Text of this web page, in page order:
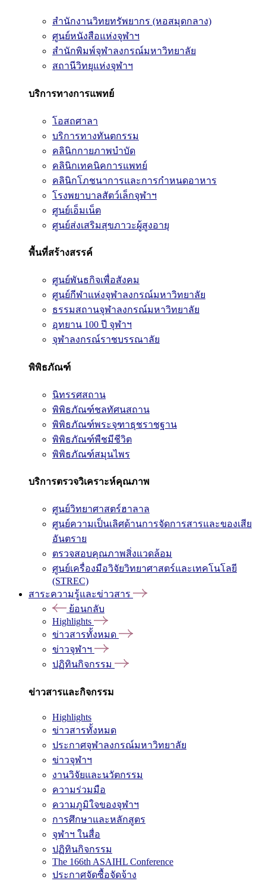
สำนักงานวิทยทรัพยากร (หอสมุดกลาง)
ศูนย์หนังสือแห่งจุฬาฯ
สำนักพิมพ์จุฬาลงกรณ์มหาวิทยาลัย
สถานีวิทยุแห่งจุฬาฯ
บริการทางการแพทย์
โอสถศาลา
บริการทางทันตกรรม
คลินิกกายภาพบำบัด
คลินิกเทคนิคการแพทย์
คลินิกโภชนาการและการกำหนดอาหาร
โรงพยาบาลสัตว์เล็กจุฬาฯ
ศูนย์เอ็มเน็ต
ศูนย์ส่งเสริมสุขภาวะผู้สูงอายุ
พื้นที่สร้างสรรค์
ศูนย์พันธกิจเพื่อสังคม
ศูนย์กีฬาแห่งจุฬาลงกรณ์มหาวิทยาลัย
ธรรมสถานจุฬาลงกรณ์มหาวิทยาลัย
อุทยาน 100 ปี จุฬาฯ
จุฬาลงกรณ์ราชบรรณาลัย
พิพิธภัณฑ์
นิทรรศสถาน
พิพิธภัณฑ์ชลทัศนสถาน
พิพิธภัณฑ์พระจุฑาธุชราชฐาน
พิพิธภัณฑ์พืชมีชีวิต
พิพิธภัณฑ์สมุนไพร
บริการตรวจวิเคราะห์คุณภาพ
ศูนย์วิทยาศาสตร์ฮาลาล
ศูนย์ความเป็นเลิศด้านการจัดการสารและของเสีย
อันตราย
ตรวจสอบคุณภาพสิ่งแวดล้อม
ศูนย์เครื่องมือวิจัยวิทยาศาสตร์และเทคโนโลยี
(STREC)
สาระความรู้และข่าวสาร
ย้อนกลับ
Highlights
ข่าวสารทั้งหมด
ข่าวจุฬาฯ
ปฏิทินกิจกรรม
ข่าวสารและกิจกรรม
Highlights
ข่าวสารทั้งหมด
ประกาศจุฬาลงกรณ์มหาวิทยาลัย
ข่าวจุฬาฯ
งานวิจัยและนวัตกรรม
ความร่วมมือ
ความภูมิใจของจุฬาฯ
การศึกษาและหลักสูตร
จุฬาฯ ในสื่อ
ปฏิทินกิจกรรม
The 166th ASAIHL Conference
ประกาศจัดซื้อจัดจ้าง